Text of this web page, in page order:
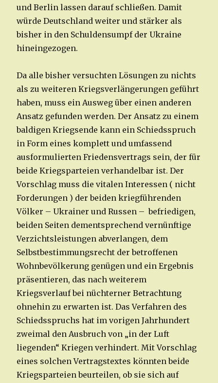
und Berlin lassen darauf schließen. Damit
würde Deutschland weiter und stärker als
bisher in den Schuldensumpf der Ukraine
hineingezogen.
Da alle bisher versuchten Lösungen zu nichts
als zu weiteren Kriegsverlängerungen geführt
haben, muss ein Ausweg über einen anderen
Ansatz gefunden werden. Der Ansatz zu einem
baldigen Kriegsende kann ein Schiedsspruch
in Form eines komplett und umfassend
ausformulierten Friedensvertrags sein, der für
beide Kriegsparteien verhandelbar ist. Der
Vorschlag muss die vitalen Interessen ( nicht
Forderungen ) der beiden kriegführenden
Völker – Ukrainer und Russen – befriedigen,
beiden Seiten dementsprechend vernünftige
Verzichtsleistungen abverlangen, dem
Selbstbestimmungsrecht der betroffenen
Wohnbevölkerung genügen und ein Ergebnis
präsentieren, das nach weiterem
Kriegsverlauf bei nüchterner Betrachtung
ohnehin zu erwarten ist. Das Verfahren des
Schiedsspruchs hat im vorigen Jahrhundert
zweimal den Ausbruch von „in der Luft
liegenden“ Kriegen verhindert. Mit Vorschlag
eines solchen Vertragstextes könnten beide
Kriegsparteien beurteilen, ob sie sich auf